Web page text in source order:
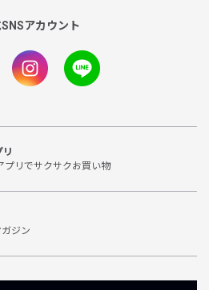
アカウント
プリでサクサクお買い物
ジン